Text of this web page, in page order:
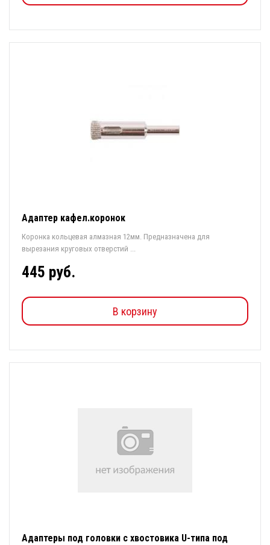
Адаптер кафел.коронок
Коронка кольцевая алмазная 12мм. Предназначена для
вырезания круговых отверстий ...
445 руб.
В корзину
Адаптеры под головки с хвостовика U-типа под